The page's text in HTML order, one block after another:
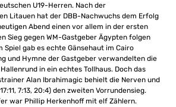
U19-Herren. Nach der
Litauen hat der DBB-Nachwuchs dem Erfolg
Abend einen vor allem in der ersten
Sieg gegen WM-Gastgeber Ägypten folgen
Spiel gab es echte Gänsehaut im Cairo
und Hymne der Gastgeber verwandelten die
in ein echtes Tollhaus. Doch das
Alan Ibrahimagic behielt die Nerven und
7:13, 20:4) den zweiten Vorrundensieg.
war Phillip Herkenhoff mit elf Zählern.